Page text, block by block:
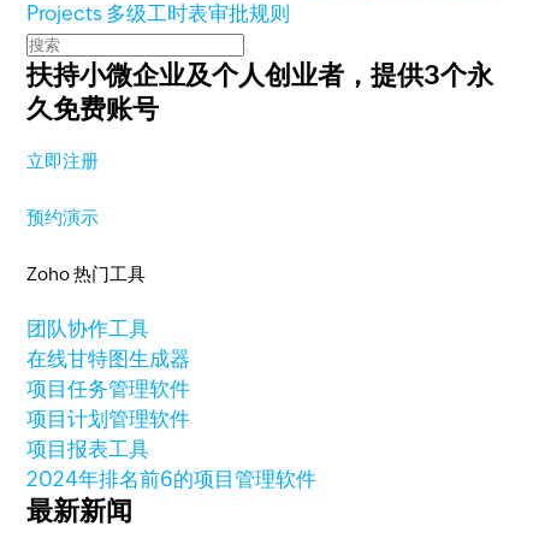
Projects 多级工时表审批规则
扶持小微企业及个人创业者，提供3个永
久免费账号
立即注册
预约演示
Zoho 热门工具
团队协作工具
在线甘特图生成器
项目任务管理软件
项目计划管理软件
项目报表工具
2024年排名前6的项目管理软件
最新新闻